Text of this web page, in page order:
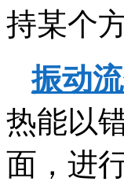
持某个
振动
热能以
面，进